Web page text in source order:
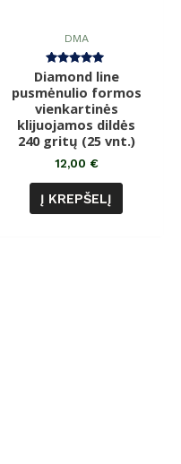
DMA
Įvertinimas:
5.00
iš 5
Diamond line
pusmėnulio formos
vienkartinės
klijuojamos dildės
240 gritų (25 vnt.)
12,00 €
Į KREPŠELĮ